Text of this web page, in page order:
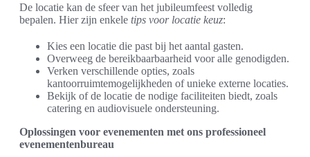
De locatie kan de sfeer van het jubileumfeest volledig
bepalen. Hier zijn enkele tips voor locatie keuz:
Kies een locatie die past bij het aantal gasten.
Overweeg de bereikbaarbaarheid voor alle genodigden.
Verken verschillende opties, zoals
kantoorruimtemogelijkheden of unieke externe locaties.
Bekijk of de locatie de nodige faciliteiten biedt, zoals
catering en audiovisuele ondersteuning.
Oplossingen voor evenementen met ons professioneel
evenementenbureau